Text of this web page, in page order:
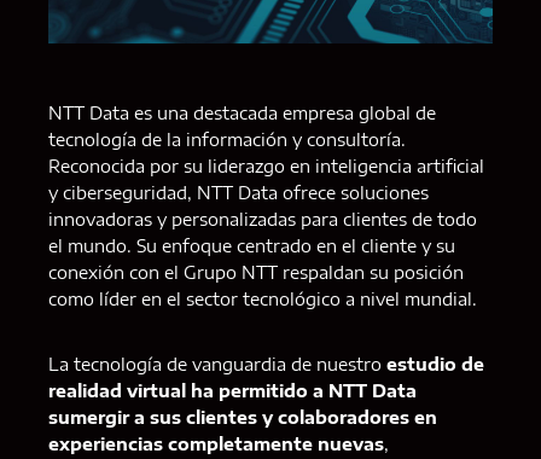
NTT Data es una destacada empresa global de
tecnología de la información y consultoría.
Reconocida por su liderazgo en inteligencia artificial
y ciberseguridad, NTT Data ofrece soluciones
innovadoras y personalizadas para clientes de todo
el mundo. Su enfoque centrado en el cliente y su
conexión con el Grupo NTT respaldan su posición
como líder en el sector tecnológico a nivel mundial.
La tecnología de vanguardia de nuestro estudio de
realidad virtual ha permitido a NTT Data
sumergir a sus clientes y colaboradores en
experiencias completamente nuevas,